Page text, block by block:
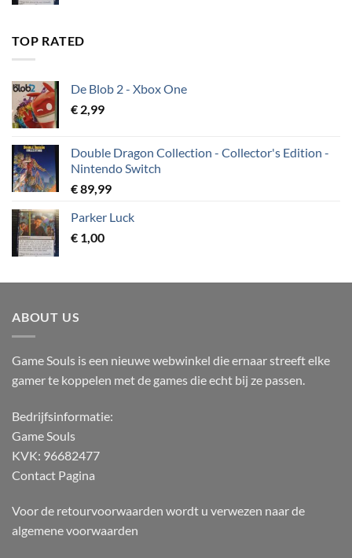
TOP RATED
De Blob 2 - Xbox One
€ 2,99
Double Dragon Collection - Collector's Edition -
Nintendo Switch
€89,99
Parker Luck
€ 1,00
ABOUT US
Game Souls is een nieuwe webwinkel die ernaar streeft elke
gamer te koppelen met de games die echt bij ze passen.
Bedrijfsinformatie:
Game Souls
KVK: 96682477
Contact Pagina
Voor de retourvoorwaarden wordt u verwezen naar de
algemene voorwaarden